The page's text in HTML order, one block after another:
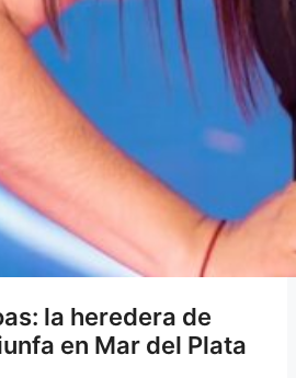
la heredera de
en Mar del Plata